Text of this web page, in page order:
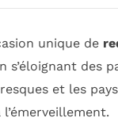
unique de
s’éloignant
et les
l’émerveillement.